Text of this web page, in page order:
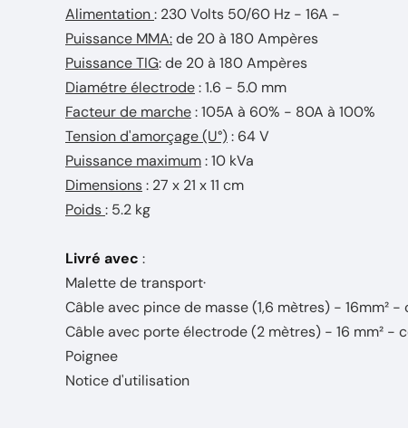
Alimentation: 230 Volts 50/60 Hz - 16A -
Puissance MMA:de 20 à 180 Ampères
Puissance TIG: de 20 à 180 Ampères
Diamétre électrode: 1.6 - 5.0 mm
Facteur de marche: 105A à 60% - 80A à 100%
Tension d'amorçage (U°): 64 V
Puissance maximum: 10 kVa
Dimensions: 27 x 21 x 11 cm
Poids: 5.2 kg
Livré avec :
Malette de transport·
Câble avec pince de masse (1,6 mètres) - 16mm²
Câble avec porte électrode (2 mètres) - 16 mm² -
Poignee
Notice d'utilisation